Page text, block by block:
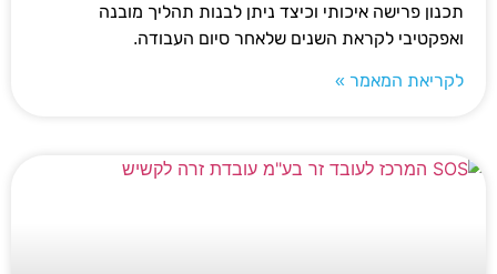
תכנון פרישה איכותי וכיצד ניתן לבנות תהליך מובנה
ואפקטיבי לקראת השנים שלאחר סיום העבודה.
לקריאת המאמר »